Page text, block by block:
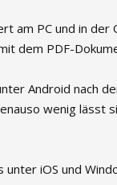
am PC und in
dem PDF-
Android nach
wenig lässt
iOS und